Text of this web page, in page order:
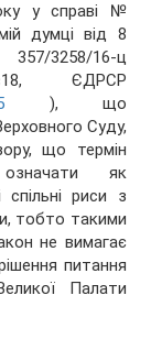
у справі №
думці від 8
3258/16-ц
ЄДРСР
), що
Суду,
що термін
означати як
риси з
тобто такими
не вимагає
питання
Палати